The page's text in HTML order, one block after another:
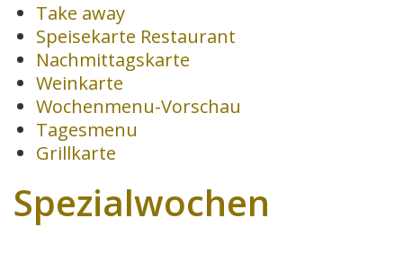
Take away
Speisekarte Restaurant
Nachmittagskarte
Weinkarte
Wochenmenu-Vorschau
Tagesmenu
Grillkarte
Spezialwochen